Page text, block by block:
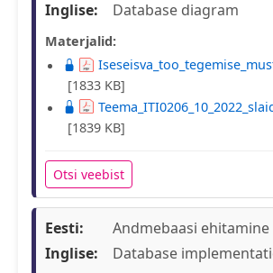
Inglise:
Database diagram
Materjalid:
[1833 KB]
[1839 KB]
Otsi veebist
Eesti:
Andmebaasi ehitamine
Inglise:
Database